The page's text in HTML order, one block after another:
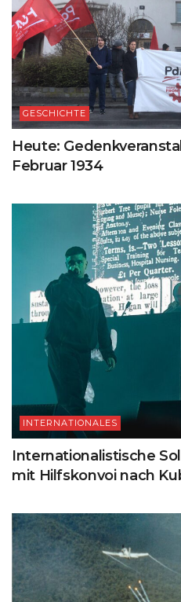
GESCHICHTE
Heute:
Februar 1934
INTERNATIONALES
Internationalistische
mit Hilfskonvoi nach